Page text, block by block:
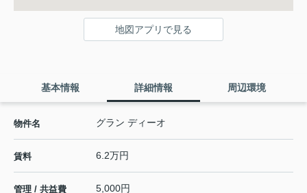
地図アプリで見る
基本情報 詳細情報 周辺環境
物件名 グラン ディーオ
賃料 6.2万円
管理 / 共益費 5,000円